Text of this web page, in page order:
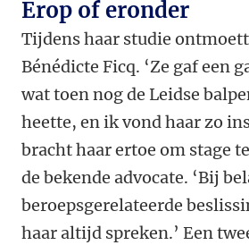
Erop of eronder
Tijdens haar studie
Bénédicte Ficq. ‘Ze gaf een
wat toen nog de Leidse
heette, en ik vond haar zo
bracht haar ertoe om stage
de bekende advocate. ‘Bij
beroepsgerelateerde
haar altijd spreken.’ Een